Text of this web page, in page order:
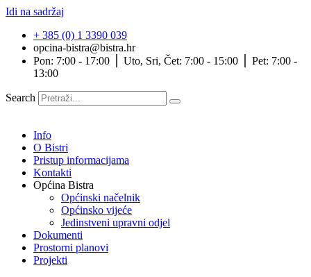
Idi na sadržaj
+ 385 (0) 1 3390 039
opcina-bistra@bistra.hr
Pon: 7:00 - 17:00 ⎪ Uto, Sri, Čet: 7:00 - 15:00 ⎪ Pet: 7:00 -
13:00
Search
Info
O Bistri
Pristup informacijama
Kontakti
Općina Bistra
Općinski načelnik
Općinsko vijeće
Jedinstveni upravni odjel
Dokumenti
Prostorni planovi
Projekti